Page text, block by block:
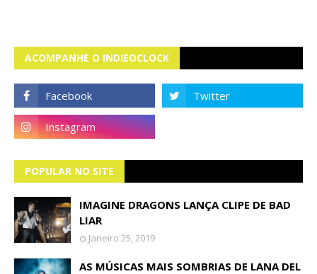
ACOMPANHE O INDIEOCLOCK
POPULAR NO SITE
IMAGINE DRAGONS LANÇA CLIPE DE BAD
LIAR
Janeiro 25, 2019
AS MÚSICAS MAIS SOMBRIAS DE LANA DEL